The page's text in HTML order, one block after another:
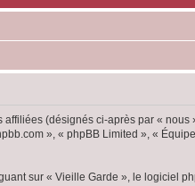
(désignés ci-après par «
», « phpBB Limited », «
sur « Vieille Garde », le logiciel